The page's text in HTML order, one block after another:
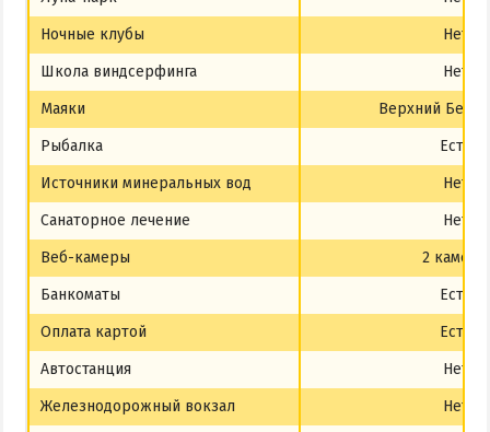
Ночные клубы
Нет
Школа виндсерфинга
Нет
Маяки
Верхний
Рыбалка
Есть
Источники минеральных вод
Нет
Санаторное лечение
Нет
Веб-камеры
2 камеры
Банкоматы
Есть
Оплата картой
Есть
Автостанция
Нет
Железнодорожный вокзал
Нет